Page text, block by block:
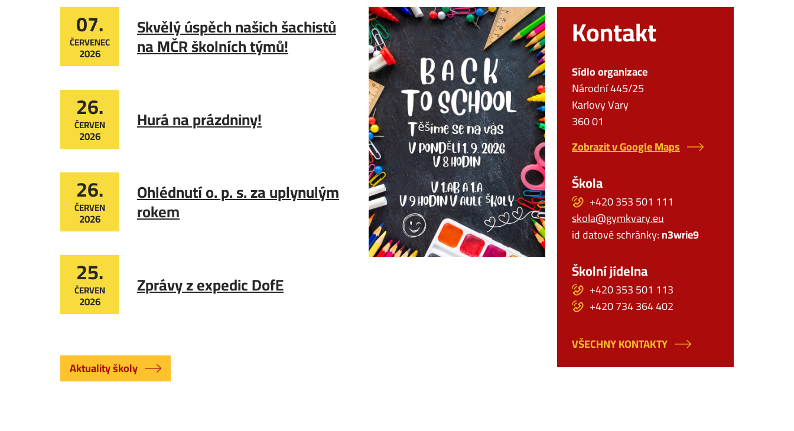
07.
ČERVENEC
2026
Skvělý úspěch našich šachistů
na MČR školních týmů!
26.
ČERVEN
2026
Hurá na prázdniny!
26.
ČERVEN
2026
Ohlédnutí o. p. s. za uplynulým
rokem
25.
ČERVEN
2026
Zprávy z expedic DofE
Aktuality školy
Kontakt
Sídlo organizace
Národní 445/25
Karlovy Vary
360 01
Zobrazit v Google Maps
Škola
+420 353 501 111
skola@gymkvary.eu
id datové schránky:n3wrie9
Školní jídelna
+420 353 501 113
+420 734 364 402
VŠECHNY KONTAKTY